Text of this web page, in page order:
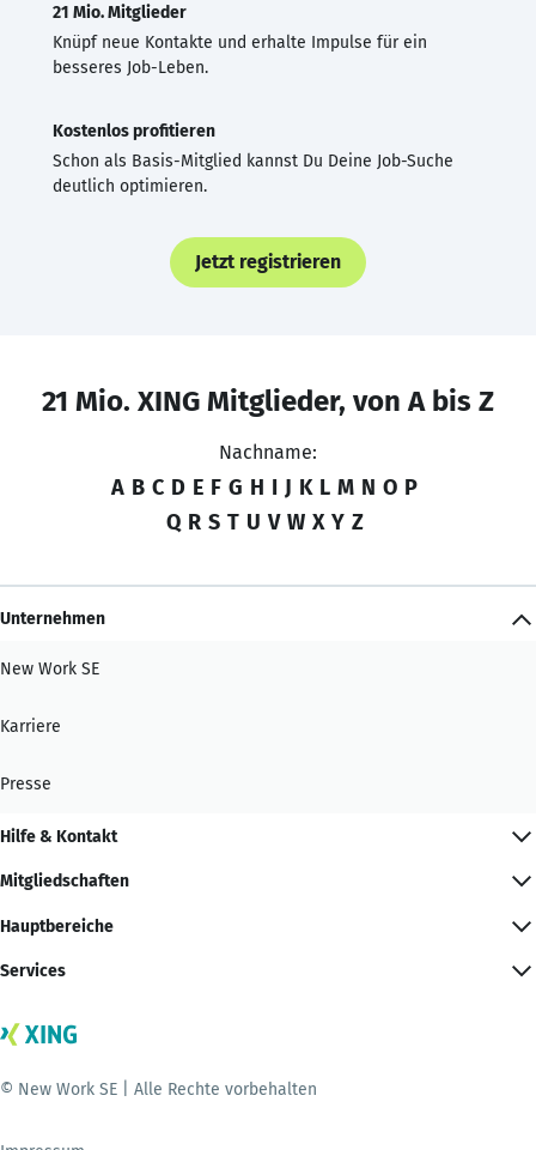
21 Mio. Mitglieder
Knüpf neue Kontakte und erhalte Impulse für ein
besseres Job-Leben.
Kostenlos profitieren
Schon als Basis-Mitglied kannst Du Deine Job-Suche
deutlich optimieren.
Jetzt registrieren
21 Mio. XING Mitglieder, von A bis Z
Nachname:
A B C D E F G H I J K L M N O P
Q R S T U V W X Y Z
Unternehmen
New Work SE
Karriere
Presse
Hilfe & Kontakt
Mitgliedschaften
Hauptbereiche
Services
© New Work SE | Alle Rechte vorbehalten